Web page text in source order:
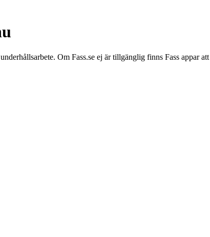
Om Fass.se ej är tillgänglig finns Fass appar